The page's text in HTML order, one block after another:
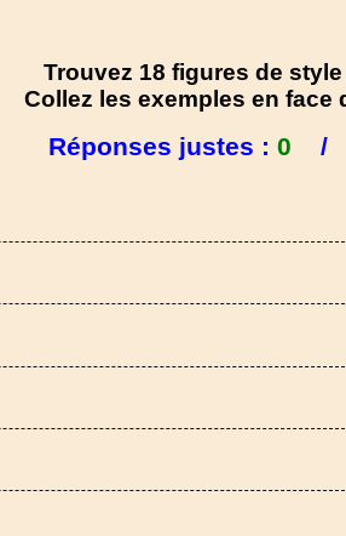
Trouvez 18 figures de
Collez les exemples en face
Réponses justes : 0 /